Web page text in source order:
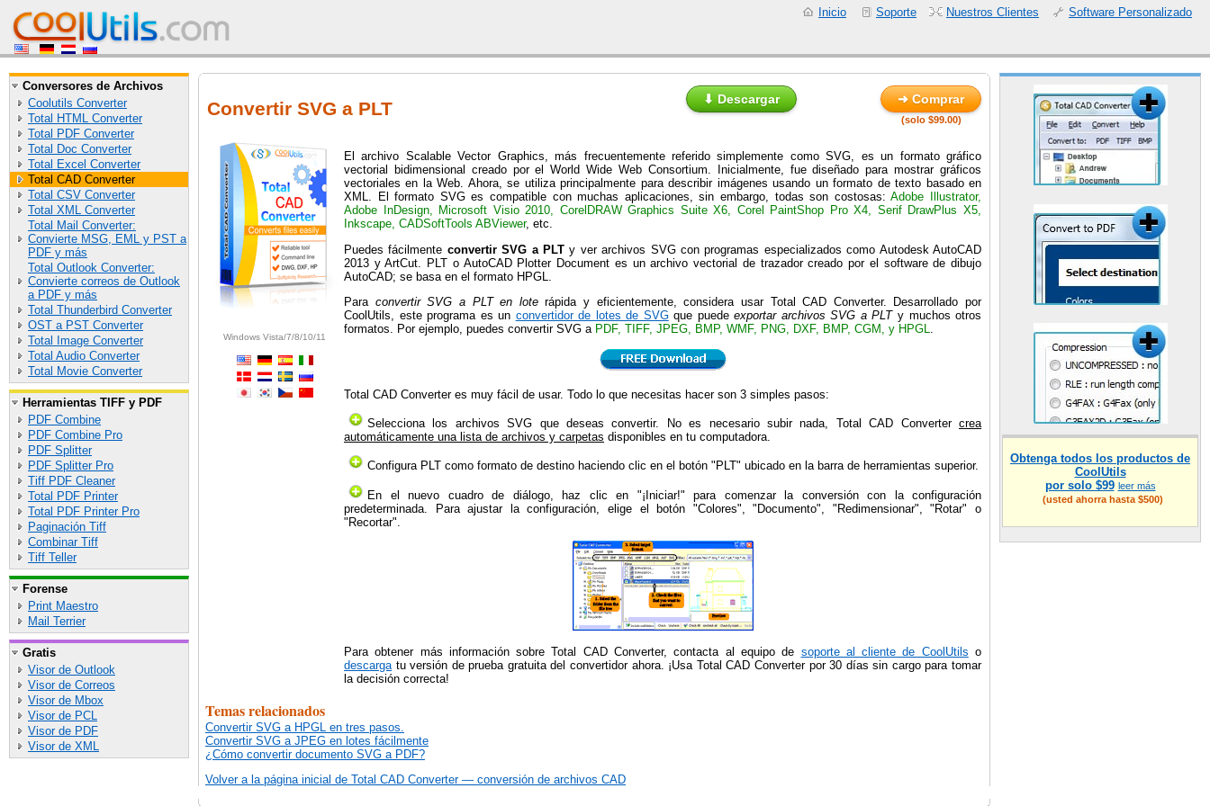
Inicio Soporte Nuestros Clientes Software Personalizado
Conversores de Archivos
Coolutils Converter
Total HTML Converter
Total PDF Converter
Total Doc Converter
Total Excel Converter
Total CAD Converter
Total CSV Converter
Total XML Converter
Total Mail Converter:
Convierte MSG, EML y PST a
PDF y más
Total Outlook Converter:
Convierte correos de Outlook
a PDF y más
Total Thunderbird Converter
OST a PST Converter
Total Image Converter
Total Audio Converter
Total Movie Converter
Herramientas TIFF y PDF
PDF Combine
PDF Combine Pro
PDF Splitter
PDF Splitter Pro
Tiff PDF Cleaner
Total PDF Printer
Total PDF Printer Pro
Paginación Tiff
Combinar Tiff
Tiff Teller
Forense
Print Maestro
Mail Terrier
Gratis
Visor de Outlook
Visor de Correos
Visor de Mbox
Visor de PCL
Visor de PDF
Visor de XML
Convertir SVG a PLT ⬇ Descargar ➜ Comprar
(solo $99.00)
Windows Vista/7/8/10/11
El archivo Scalable Vector Graphics, más frecuentemente referido simplemente como SVG, es un formato gráfico
vectorial bidimensional creado por el World Wide Web Consortium. Inicialmente, fue diseñado para mostrar gráficos
vectoriales en la Web. Ahora, se utiliza principalmente para describir imágenes usando un formato de texto basado en
XML. El formato SVG es compatible con muchas aplicaciones, sin embargo, todas son costosas:Adobe Illustrator,
Adobe InDesign, Microsoft Visio 2010, CorelDRAW Graphics Suite X6, Corel PaintShop Pro X4, Serif DrawPlus X5,
Inkscape, CADSoftTools ABViewer, etc.
Puedes fácilmente convertir SVG a PLT y ver archivos SVG con programas especializados como Autodesk AutoCAD
2013 y ArtCut. PLT o AutoCAD Plotter Document es un archivo vectorial de trazador creado por el software de dibujo
AutoCAD; se basa en el formato HPGL.
Para convertir SVG a PLT en loterápida y eficientemente, considera usar Total CAD Converter. Desarrollado por
CoolUtils, este programa es un convertidor de lotes de SVGque puedeexportar archivos SVG a PLTy muchos otros
formatos. Por ejemplo, puedes convertir SVG a PDF, TIFF, JPEG, BMP, WMF, PNG, DXF, BMP, CGM, y HPGL
Total CAD Converter es muy fácil de usar. Todo lo que necesitas hacer son 3 simples pasos:
Selecciona los archivos SVG que deseas convertir. No es necesario subir nada, Total CAD Converter crea
automáticamente una lista de archivos y carpetas disponibles en tu computadora.
Configura PLT como formato de destino haciendo clic en el botón "PLT" ubicado en la barra de herramientas superior.
En el nuevo cuadro de diálogo, haz clic en "¡Iniciar!" para comenzar la conversión con la configuración
predeterminada. Para ajustar la configuración, elige el botón "Colores", "Documento", "Redimensionar", "Rotar" o
"Recortar".
Para obtener más información sobre Total CAD Converter, contacta al equipo de soporte al cliente de CoolUtils o
descargatu versión de prueba gratuita del convertidor ahora. ¡Usa Total CAD Converter por 30 días sin cargo para tomar
la decisión correcta!
Temas relacionados
Convertir SVG a HPGL en tres pasos.
Convertir SVG a JPEG en lotes fácilmente
¿Cómo convertir documento SVG a PDF?
Volver a la página inicial de Total CAD Converter — conversión de archivos CAD
Obtenga todos los productos de
CoolUtils
por solo $99 leer más
(usted ahorra hasta $500)